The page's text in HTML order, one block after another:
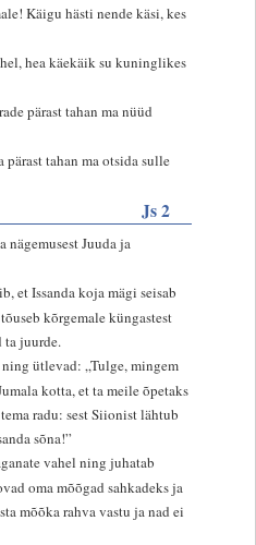
Käigu hästi nende käsi, kes
hea käekäik su kuninglikes
pärast tahan ma nüüd
pärast tahan ma otsida sulle
Js 2
nägemusest Juuda ja
et Issanda koja mägi seisab
kõrgemale küngastest
juurde.
ütlevad: „Tulge, mingem
kotta, et ta meile õpetaks
radu: sest Siionist lähtub
sõna!”
vahel ning juhatab
oma mõõgad sahkadeks ja
mõõka rahva vastu ja nad ei